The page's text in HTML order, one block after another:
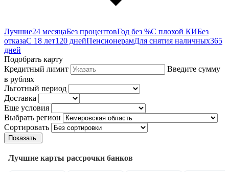
Лучшие24 месяцаБез процентовГод без %С плохой КИБез
отказаС 18 лет120 днейПенсионерамДля снятия наличных365
дней
Подобрать карту
Кредитный лимит
Введите сумму
в рублях
Льготный период
Доставка
Еще условия
Выбрать регион
Сортировать
Показать
Лучшие карты рассрочки банков